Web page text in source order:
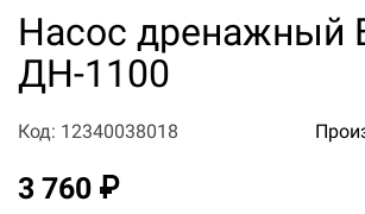
Насос дренажный
ДН-1100
Код: 12340038018
3 760 ₽